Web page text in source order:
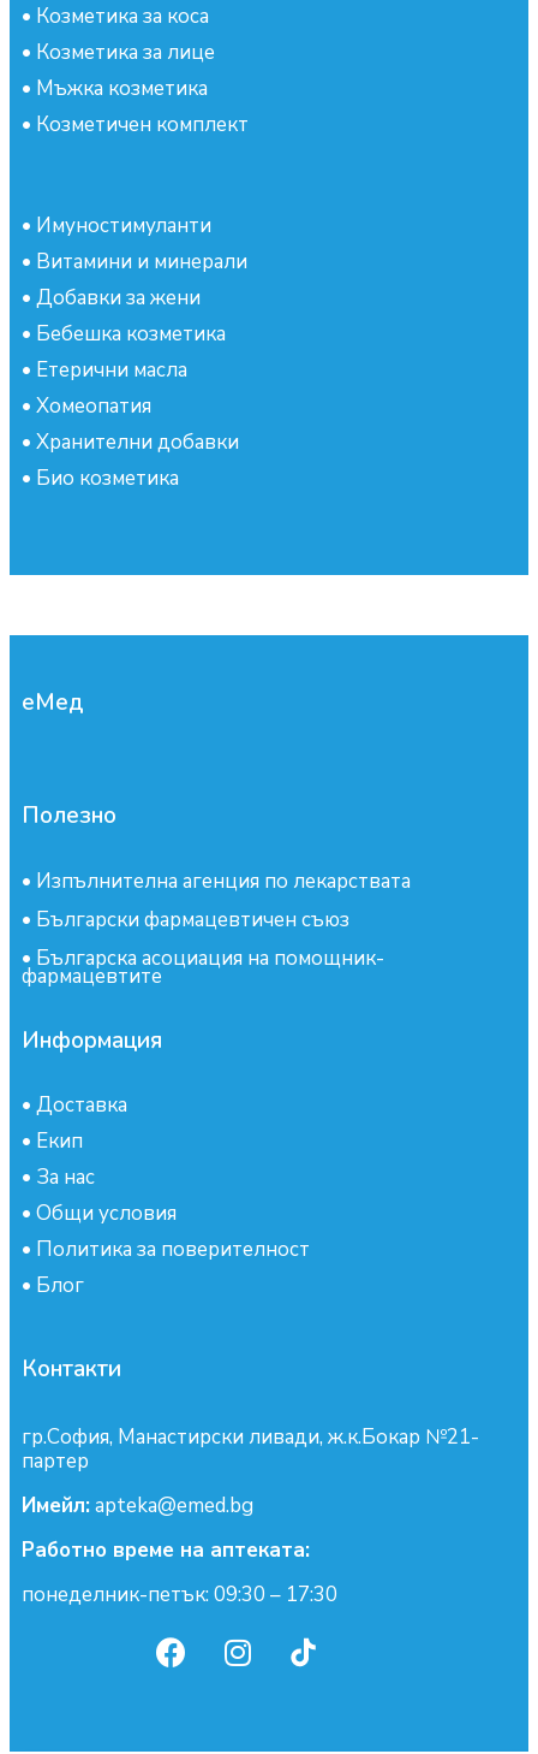
• Козметика за коса
• Козметика за лице
• Мъжка козметика
• Козметичен комплект
• Имуностимуланти
• Витамини и минерали
• Добавки за жени
• Бебешка козметика
• Етерични масла
• Хомеопатия
• Хранителни добавки
• Био козметика
еМед
Полезно
• Изпълнителна агенция по лекарствата
• Български фармацевтичен съюз
• Българска асоциация на помощник-
фармацевтите
Информация
• Доставка
• Екип
• За нас
• Общи условия
• Политика за поверителност
• Блог
Контакти
гр.София, Манастирски ливади, ж.к.Бокар №21-
партер
Имейл:apteka@emed.bg
Работно време на аптеката:
понеделник-петък: 09:30 – 17:30